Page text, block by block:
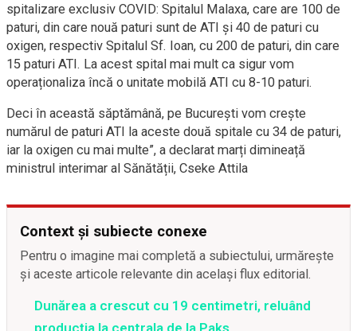
spitalizare exclusiv COVID: Spitalul Malaxa, care are 100 de
paturi, din care nouă paturi sunt de ATI și 40 de paturi cu
oxigen, respectiv Spitalul Sf. Ioan, cu 200 de paturi, din care
15 paturi ATI. La acest spital mai mult ca sigur vom
operaționaliza încă o unitate mobilă ATI cu 8-10 paturi.
Deci în această săptămână, pe București vom crește
numărul de paturi ATI la aceste două spitale cu 34 de paturi,
iar la oxigen cu mai multe”, a declarat marți dimineață
ministrul interimar al Sănătății, Cseke Attila
Context și subiecte conexe
Pentru o imagine mai completă a subiectului, urmărește
și aceste articole relevante din același flux editorial.
Dunărea a crescut cu 19 centimetri, reluând
producția la centrala de la Paks